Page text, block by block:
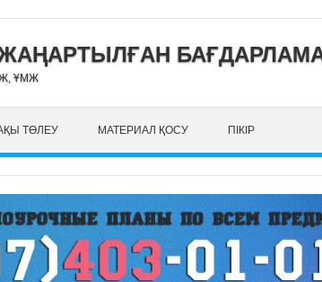
БАҒДАРЛАМА
ҰМЖ
ТӨЛЕУ МАТЕРИАЛ ҚОСУ ПІКІР